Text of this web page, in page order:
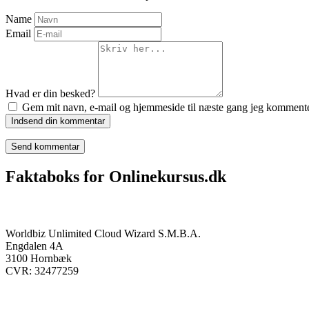
Name
Email
Hvad er din besked?
Gem mit navn, e-mail og hjemmeside til næste gang jeg
Indsend din kommentar
Faktaboks for Onlinekursus.dk
Worldbiz Unlimited Cloud Wizard S.M.B.A.
Engdalen 4A
3100 Hornbæk
CVR: 32477259